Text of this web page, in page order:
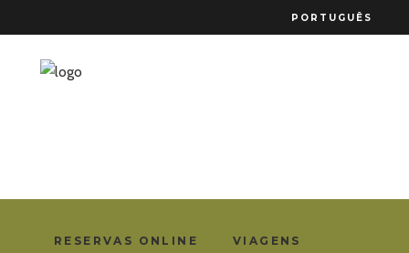
PORTUGUÊS
RESERVAS ONLINE VIAGENS